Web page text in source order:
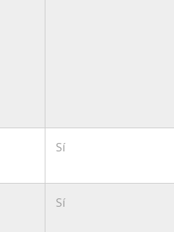
Sí
Sí